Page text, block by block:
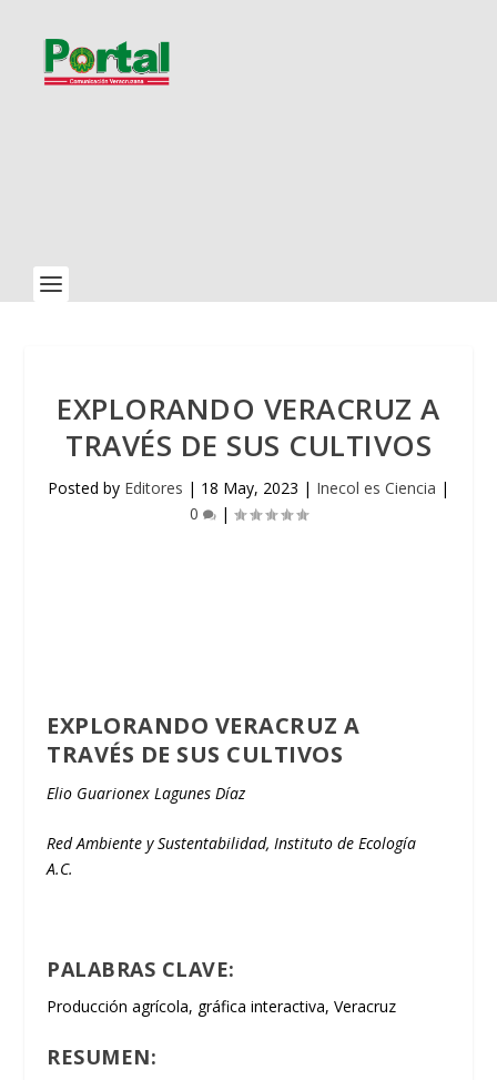
EXPLORANDO VERACRUZ A
TRAVÉS DE SUS CULTIVOS
Posted by Editores | 18 May, 2023 | Inecol es Ciencia |
0
|
EXPLORANDO VERACRUZ A
TRAVÉS DE SUS CULTIVOS
Elio Guarionex Lagunes Díaz
Red Ambiente y Sustentabilidad, Instituto de Ecología
A.C.
PALABRAS CLAVE:
Producción agrícola, gráfica interactiva, Veracruz
RESUMEN: